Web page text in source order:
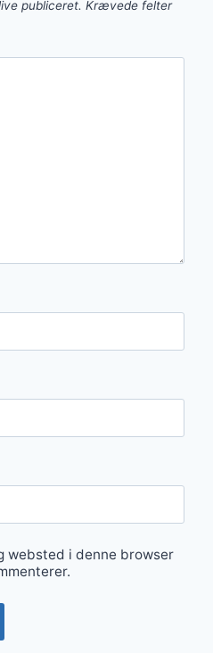
publiceret. Krævede felter
websted i denne browser